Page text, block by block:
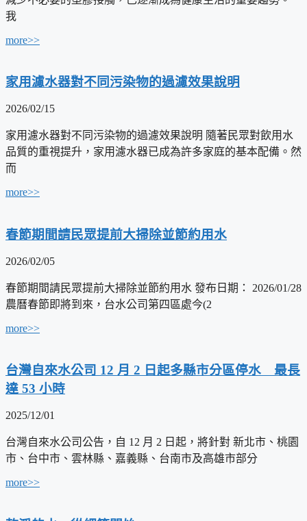
我
more>>
家用濾水器對不同污染物的過濾效果說明
2026/02/15
家用濾水器對不同污染物的過濾效果說明 隨著民眾對飲用水
品質的重視提升，家用濾水器已成為許多家庭的基本配備。然
而
more>>
春節期間請民眾提前大掃除並節約用水
2026/02/05
春節期間請民眾提前大掃除並節約用水 發布日期： 2026/01/28
農曆春節即將到來，台水公司第四區處今(2
more>>
台灣自來水公司 12 月 2 日起多縣市分區停水 最長
達 53 小時
2025/12/01
台灣自來水公司公告，自 12 月 2 日起，將針對 新北市、桃園
市、台中市、雲林縣、嘉義縣、台南市及高雄市部分
more>>